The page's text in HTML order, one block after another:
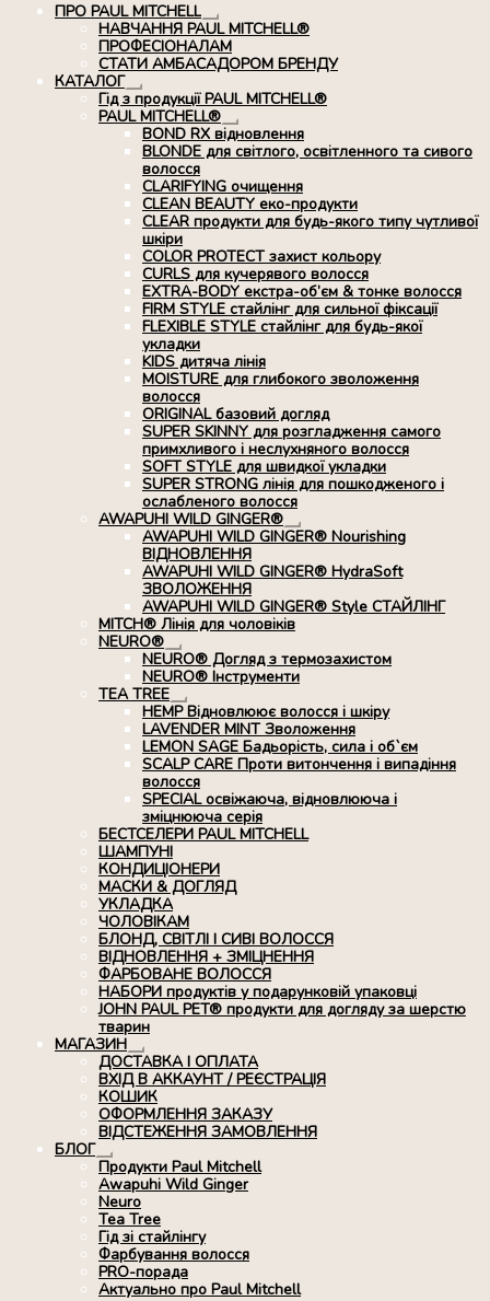
ПРО PAUL MITCHELL
Розгорнуте
вкладене
меню
НАВЧАННЯ PAUL MITCHELL®
ПРОФЕСІОНАЛАМ
СТАТИ АМБАСАДОРОМ БРЕНДУ
КАТАЛОГ
Розгорнуте
вкладене
меню
Гід з продукції PAUL MITCHELL®
PAUL MITCHELL®
Розгорнуте
вкладене
меню
BOND RX вiдновлення
BLONDE для світлого, освітленного та сивого
волосся
CLARIFYING очищення
CLEAN BEAUTY еко-продукти
CLEAR продукти для будь-якого типу чутливої
шкіри
COLOR PROTECT захист кольору
CURLS для кучерявого волосся
EXTRA-BODY екстра-об’єм & тонке волосся
FIRM STYLE стайлінг для сильної фіксації
FLEXIBLE STYLE стайлінг для будь-якої
укладки
KIDS дитяча лінія
MOISTURE для глибокого зволоження
волосся
ORIGINAL базовий догляд
SUPER SKINNY для розгладження самого
примхливого і неслухняного волосся
SOFT STYLE для швидкої укладки
SUPER STRONG лінія для пошкодженого і
ослабленого волосся
AWAPUHI WILD GINGER®
Розгорнуте
вкладене
меню
AWAPUHI WILD GINGER® Nourishing
ВІДНОВЛЕННЯ
AWAPUHI WILD GINGER® HydraSoft
ЗВОЛОЖЕННЯ
AWAPUHI WILD GINGER® Style СТАЙЛІНГ
MITCH® Лінія для чоловіків
NEURO®
Розгорнуте
вкладене
меню
NEURO® Догляд з термозахистом
NEURO® Інструменти
TEA TREE
Розгорнуте
вкладене
меню
HEMP Відновлюює волосся і шкіру
LAVENDER MINT Зволоження
LEMON SAGE Бадьорість, сила і об`єм
SCALP CARE Проти витончення і випадіння
волосся
SPECIAL освіжаюча, відновлююча і
зміцнююча серія
БЕСТСЕЛЕРИ PAUL MITCHELL
ШАМПУНІ
КОНДИЦІОНЕРИ
МАСКИ & ДОГЛЯД
УКЛАДКА
ЧОЛОВІКАМ
БЛОНД, СВІТЛІ І СИВІ ВОЛОССЯ
ВІДНОВЛЕННЯ + ЗМІЦНЕННЯ
ФАРБОВАНЕ ВОЛОССЯ
НАБОРИ продуктів у подарунковій упаковці
JOHN PAUL PET® продукти для догляду за шерстю
тварин
МАГАЗИН
Розгорнуте
вкладене
меню
ДОСТАВКА І ОПЛАТА
ВХІД В АККАУНТ / РЕЄСТРАЦІЯ
КОШИК
ОФОРМЛЕННЯ ЗАКАЗУ
ВІДСТЕЖЕННЯ ЗАМОВЛЕННЯ
БЛОГ
Розгорнуте
вкладене
меню
Продукти Paul Mitchell
Awapuhi Wild Ginger
Neuro
Tea Tree
Гід зі стайлінгу
Фарбування волосся
PRO-порада
Актуально про Paul Mitchell